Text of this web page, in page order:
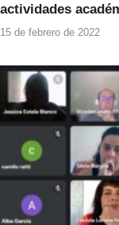
actividades
15 de febrero de 2022